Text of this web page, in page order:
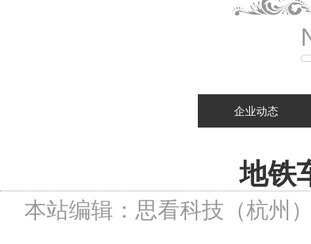
企业动态
地铁
本站编辑：思看科技（杭州